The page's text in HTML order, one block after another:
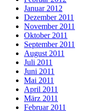
Januar 2012
Dezember 2011
November 2011
Oktober 2011
September 2011
August 2011
Juli 2011
Juni 2011
Mai 2011
April 2011
März 2011
Februar 2011